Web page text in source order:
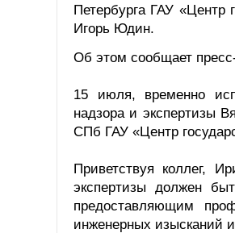
Петербурга ГАУ «Центр
Игорь Юдин.
Об этом сообщает
15 июля, временно
надзора и экспертизы
СПб ГАУ «Центр
Приветствуя коллег,
экспертизы должен
предоставляющим
инженерных изысканий